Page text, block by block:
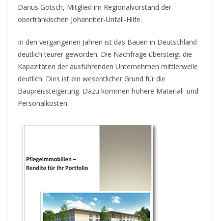
Darius Götsch, Mitglied im Regionalvorstand der
oberfränkischen Johanniter-Unfall-Hilfe.
In den vergangenen Jahren ist das Bauen in Deutschland
deutlich teurer geworden. Die Nachfrage übersteigt die
Kapazitäten der ausführenden Unternehmen mittlerweile
deutlich. Dies ist ein wesentlicher Grund für die
Baupreissteigerung. Dazu kommen höhere Material- und
Personalkosten.